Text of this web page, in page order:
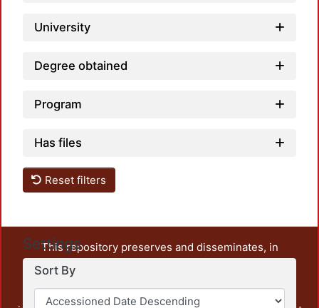
University
Degree obtained
Program
Has files
Reset filters
Settings
Sort By
This repository preserves and disseminates, in
unrestricted open access, the teaching and research
output of UAM Azcapotzalco. It also includes some
administrative and graphic documents from the